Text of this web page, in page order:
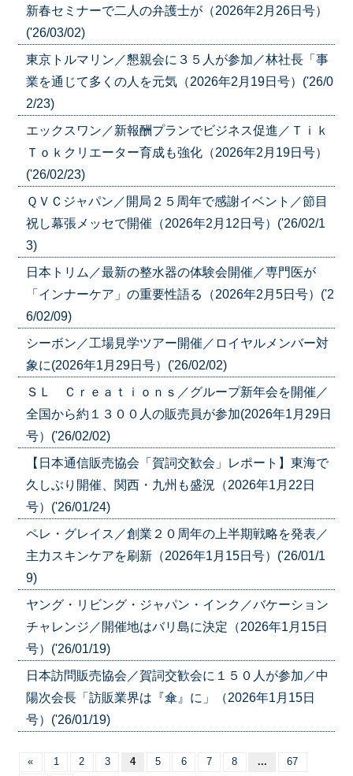
新春セミナーで二人の弁護士が（2026年2月26日号）
('26/03/02)
東京トルマリン／懇親会に３５人が参加／林社長「事
業を通じて多くの人を元気（2026年2月19日号）('26/0
2/23)
エックスワン／新報酬プランでビジネス促進／Ｔｉｋ
Ｔｏｋクリエーター育成も強化（2026年2月19日号）
('26/02/23)
ＱＶＣジャパン／開局２５周年で感謝イベント／節目
祝し幕張メッセで開催（2026年2月12日号）('26/02/1
3)
日本トリム／最新の整水器の体験会開催／専門医が
「インナーケア」の重要性語る（2026年2月5日号）('2
6/02/09)
シーボン／工場見学ツアー開催／ロイヤルメンバー対
象に(2026年1月29日号）('26/02/02)
ＳＬ Ｃｒｅａｔｉｏｎｓ／グループ新年会を開催／
全国から約１３００人の販売員が参加(2026年1月29日
号）('26/02/02)
【日本通信販売協会「賀詞交歓会」レポート】東海で
久しぶり開催、関西・九州も盛況（2026年1月22日
号）('26/01/24)
ペレ・グレイス／創業２０周年の上半期戦略を発表／
主力スキンケアを刷新（2026年1月15日号）('26/01/1
9)
ヤング・リビング・ジャパン・インク／バケーション
チャレンジ／開催地はバリ島に決定（2026年1月15日
号）('26/01/19)
日本訪問販売協会／賀詞交歓会に１５０人が参加／中
陽次会長「訪販業界は『傘』に」（2026年1月15日
号）('26/01/19)
« 1 2 3 4 5 6 7 8 ... 67